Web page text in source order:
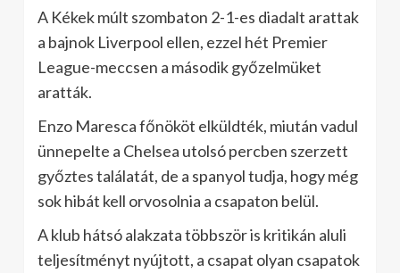
A Kékek múlt szombaton 2-1-es diadalt arattak
a bajnok Liverpool ellen, ezzel hét Premier
League-meccsen a második győzelmüket
aratták.
Enzo Maresca főnököt elküldték, miután vadul
ünnepelte a Chelsea utolsó percben szerzett
győztes találatát, de a spanyol tudja, hogy még
sok hibát kell orvosolnia a csapaton belül.
A klub hátsó alakzata többször is kritikán aluli
teljesítményt nyújtott, a csapat olyan csapatok